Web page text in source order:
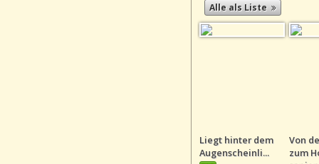
Alle als Liste
Liegt hinter dem
Augenscheinli...
Von
zum